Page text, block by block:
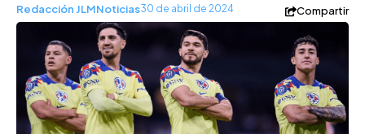
Redacción JLMNoticias30 de abril de 2024 Compartir